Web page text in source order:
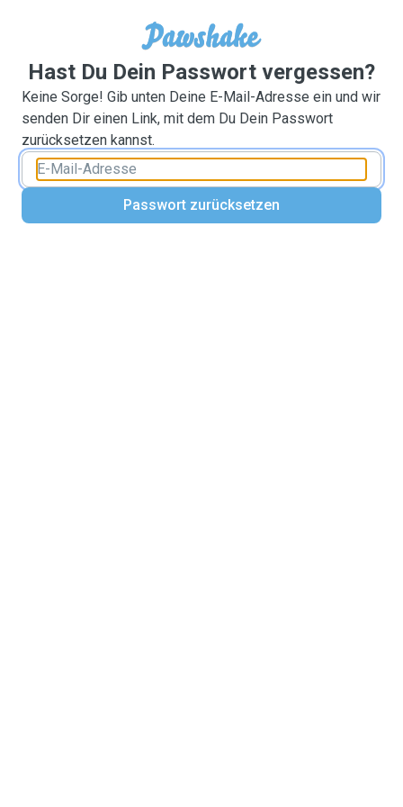
Hast Du Dein Passwort vergessen?
Keine Sorge! Gib unten Deine E-Mail-Adresse ein und wir
senden Dir einen Link, mit dem Du Dein Passwort
zurücksetzen kannst.
Passwort zurücksetzen